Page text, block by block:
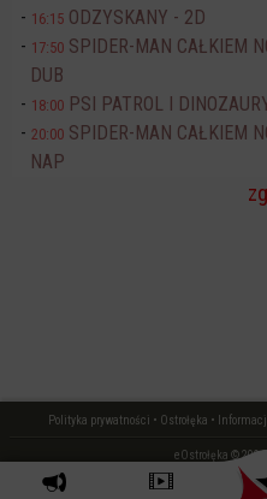
16:15 ODZYSKANY - 2D
17:50 SPIDER-MAN CAŁKIEM
DUB
18:00 PSI PATROL I
20:00 SPIDER-MAN CAŁKIEM
NAP
Polityka prywatności • Ostrołęka •
eOstrołęka © 2006